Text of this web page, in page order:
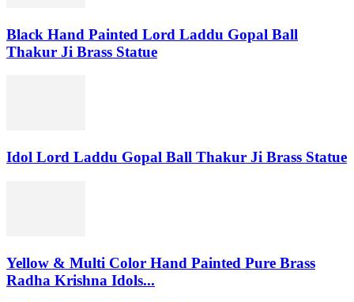
Black Hand Painted Lord Laddu Gopal Ball
Thakur Ji Brass Statue
Idol Lord Laddu Gopal Ball Thakur Ji Brass Statue
Yellow & Multi Color Hand Painted Pure Brass
Radha Krishna Idols...